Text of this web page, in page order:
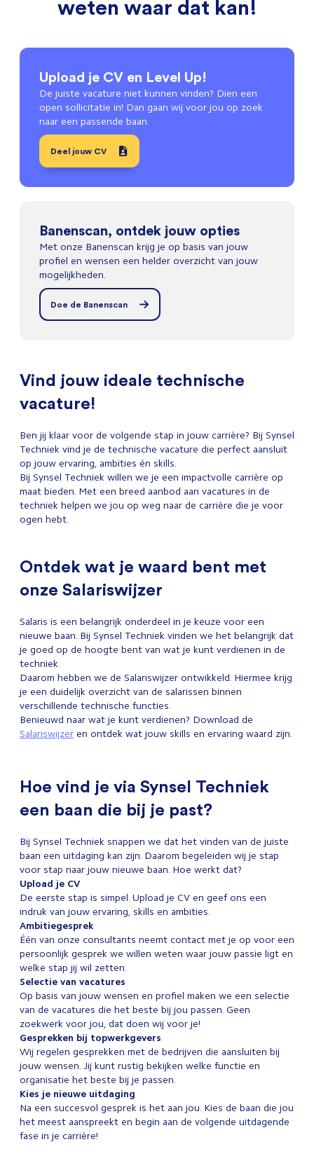
weten waar dat kan!
Upload je CV en Level Up!
De juiste vacature niet kunnen vinden? Dien een
open sollicitatie in! Dan gaan wij voor jou op zoek
naar een passende baan.
Deel jouw CV
Banenscan, ontdek jouw opties
Met onze Banenscan krijg je op basis van jouw
profiel en wensen een helder overzicht van jouw
mogelijkheden.
Doe de Banenscan
Vind jouw ideale technische
vacature!
Ben jij klaar voor de volgende stap in jouw carrière? Bij Synsel
Techniek vind je de technische vacature die perfect aansluit
op jouw ervaring, ambities én skills.
Bij Synsel Techniek willen we je een impactvolle carrière op
maat bieden. Met een breed aanbod aan vacatures in de
techniek helpen we jou op weg naar de carrière die je voor
ogen hebt.
Ontdek wat je waard bent met
onze Salariswijzer
Salaris is een belangrijk onderdeel in je keuze voor een
nieuwe baan. Bij Synsel Techniek vinden we het belangrijk dat
je goed op de hoogte bent van wat je kunt verdienen in de
techniek.
Daarom hebben we de Salariswijzer ontwikkeld. Hiermee krijg
je een duidelijk overzicht van de salarissen binnen
verschillende technische functies.
Benieuwd naar wat je kunt verdienen? Download de
Salariswijzer en ontdek wat jouw skills en ervaring waard zijn.
Hoe vind je via Synsel Techniek
een baan die bij je past?
Bij Synsel Techniek snappen we dat het vinden van de juiste
baan een uitdaging kan zijn. Daarom begeleiden wij je stap
voor stap naar jouw nieuwe baan. Hoe werkt dat?
Upload je CV
De eerste stap is simpel. Upload je CV en geef ons een
indruk van jouw ervaring, skills en ambities.
Ambitiegesprek
Één van onze consultants neemt contact met je op voor een
persoonlijk gesprek we willen weten waar jouw passie ligt en
welke stap jij wil zetten.
Selectie van vacatures
Op basis van jouw wensen en profiel maken we een selectie
van de vacatures die het beste bij jou passen. Geen
zoekwerk voor jou, dat doen wij voor je!
Gesprekken bij topwerkgevers
Wij regelen gesprekken met de bedrijven die aansluiten bij
jouw wensen. Jij kunt rustig bekijken welke functie en
organisatie het beste bij je passen.
Kies je nieuwe uitdaging
Na een succesvol gesprek is het aan jou. Kies de baan die jou
het meest aanspreekt en begin aan de volgende uitdagende
fase in je carrière!